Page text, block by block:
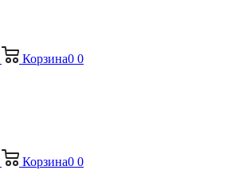
Корзина0 0
Корзина0 0